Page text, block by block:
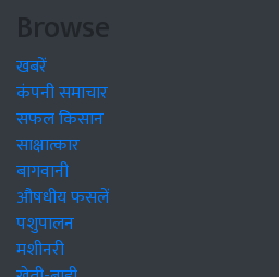
Browse
खबरें
कंपनी समाचार
सफल किसान
साक्षात्कार
बागवानी
औषधीय फसलें
पशुपालन
मशीनरी